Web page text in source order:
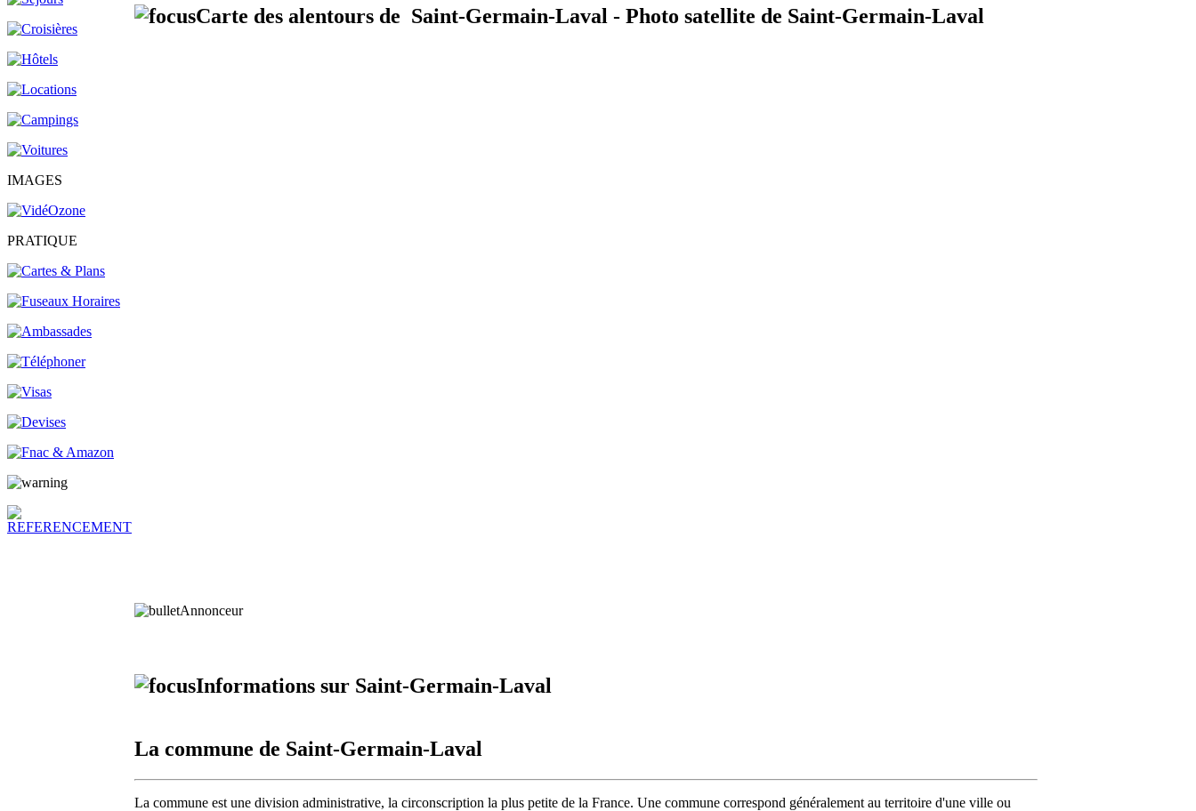
IMAGES
PRATIQUE
Carte des alentours de Saint-Germain-Laval - Photo satellite de Saint-Germain-Laval
Annonceur
Informations sur Saint-Germain-Laval
La commune de Saint-Germain-Laval
La commune est une division administrative, la circonscription la plus petite de la France. Une commune correspond généralement au territoire d'une ville ou